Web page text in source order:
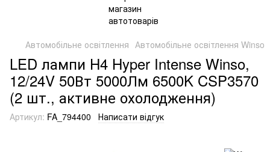
Автомобільне освітлення Автомобільне освітлення Winso
LED лампи H4 Hyper Intense Winso,
12/24V 50Вт 5000Лм 6500K CSP3570
(2 шт., активне охолодження)
Артикул: FA_794400 Написати відгук